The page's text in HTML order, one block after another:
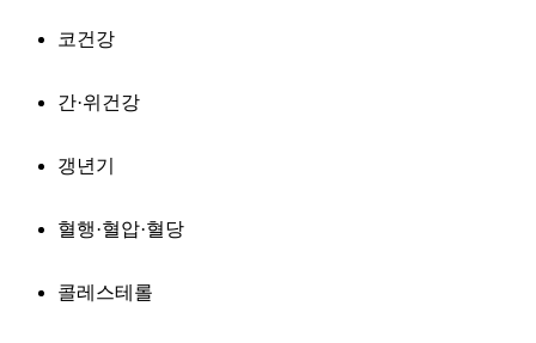
코건강
간·위건강
갱년기
혈행·혈압·혈당
콜레스테롤